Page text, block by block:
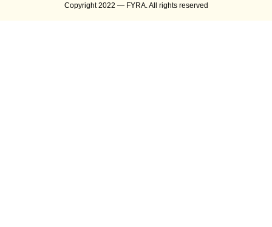
Copyright 2022 — FYRA. All rights reserved